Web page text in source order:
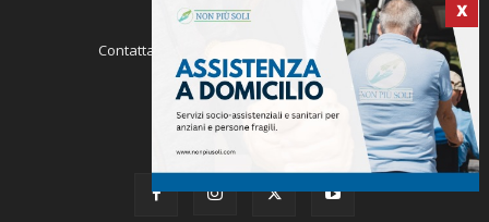
X
Contattaci: redazione@varese-sport.com
SEGUICI